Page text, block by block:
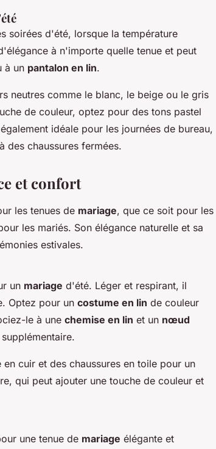
soirées d'été, lorsque la température
à n'importe quelle tenue et peut
à un pantalon en lin.
neutres comme le blanc, le beige ou le gris
de couleur, optez pour des tons pastel
idéale pour les journées de bureau,
des chaussures fermées.
et confort
les tenues de mariage, que ce soit pour les
les mariés. Son élégance naturelle et sa
estivales.
un mariage d'été. Léger et respirant, il
Optez pour un costume en lin de couleur
le à une chemise en lin et un nœud
cuir et des chaussures en toile pour un
qui peut ajouter une touche de couleur et
une tenue de mariage élégante et